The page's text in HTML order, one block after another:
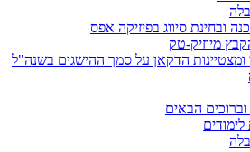
ובחינת סיווג בפיזיקה אפס
מיוזיק-טק
ומצטיינות הדקאן על סמך ההישגים בשנה"ל
וברוכים הבאים
לימודים